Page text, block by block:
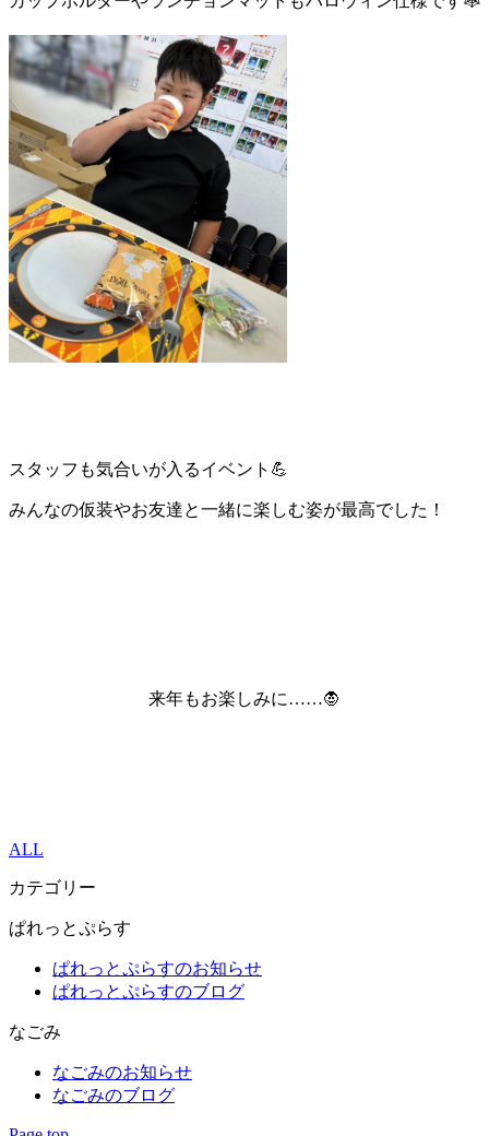
スタッフも気合いが入るイベント 💪
みんなの仮装やお友達と一緒に楽しむ姿が最高でした！
来年もお楽しみに……🧛
ALL
カテゴリー
ぱれっとぷらす
ぱれっとぷらすのお知らせ
ぱれっとぷらすのブログ
なごみ
なごみのお知らせ
なごみのブログ